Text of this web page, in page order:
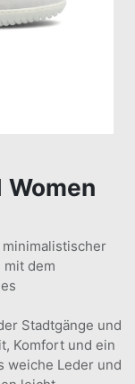
Women
minimalistischer
mit dem
Stadtgänge und
Komfort und ein
weiche Leder und